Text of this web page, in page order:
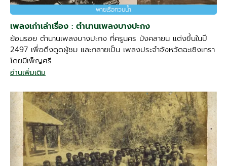
พายเรือทวนน้ำ
เพลงเก่าเล่าเรื่อง : ตำนานเพลงบางปะกง
ย้อนรอย ตำนานเพลงบางปะกง ที่ครูนคร มังคลายน แต่งขึ้นในปี
2497 เพื่อดึงดูดผู้ชม และกลายเป็น เพลงประจำจังหวัดฉะเชิงเทรา
โดยมีเพ็ญศรี
อ่านเพิ่มเติม